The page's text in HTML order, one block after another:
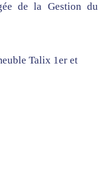
de la Gestion du
Talix 1er et